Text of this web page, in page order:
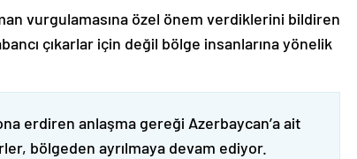
vurgulamasına özel önem verdiklerini bildiren
çıkarlar için değil bölge insanlarına yönelik
erdiren anlaşma gereği Azerbaycan’a ait
bölgeden ayrılmaya devam ediyor.